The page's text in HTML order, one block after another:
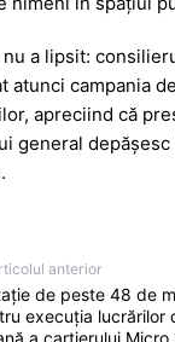
a lipsit:
atunci campania
apreciind că
general
anterior
de peste 48 de
execuția lucrărilor